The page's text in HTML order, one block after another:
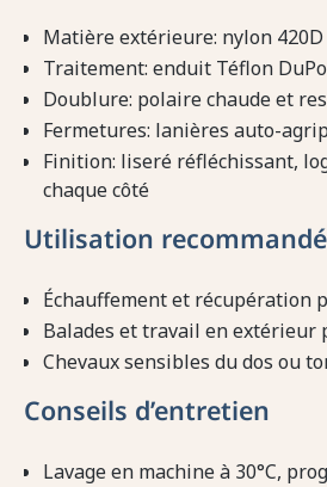
Matière extérieure: nylon 420D
Traitement: enduit Téflon
Doublure: polaire chaude et
Fermetures: lanières auto-
Finition: liseré réfléchissant,
chaque côté
Utilisation
Échauffement et récupération
Balades et travail en extérieur
Chevaux sensibles du dos ou
Conseils d’entretien
Lavage en machine à 30°C,